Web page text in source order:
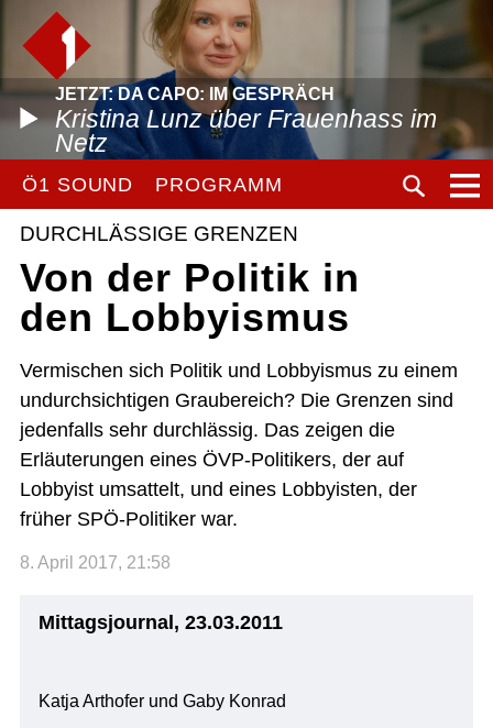
JETZT: DA CAPO: IM GESPRÄCH
Kristina Lunz über Frauenhass im
Netz
Ö1 SOUND PROGRAMM
DURCHLÄSSIGE GRENZEN
Von der Politik in
den Lobbyismus
Vermischen sich Politik und Lobbyismus zu einem
undurchsichtigen Graubereich? Die Grenzen sind
jedenfalls sehr durchlässig. Das zeigen die
Erläuterungen eines ÖVP-Politikers, der auf
Lobbyist umsattelt, und eines Lobbyisten, der
früher SPÖ-Politiker war.
8. April 2017, 21:58
Mittagsjournal, 23.03.2011
Katja Arthofer und Gaby Konrad